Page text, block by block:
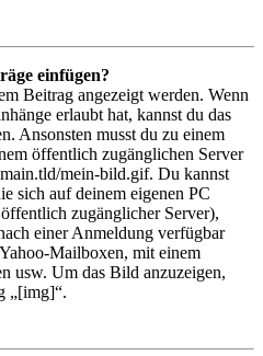
einfügen?
Beitrag angezeigt werden. Wenn
erlaubt hat, kannst du das
Ansonsten musst du zu einem
öffentlich zugänglichen Server
mein-bild.gif. Du kannst
sich auf deinem eigenen PC
zugänglicher Server),
einer Anmeldung verfügbar
Mailboxen, mit einem
usw. Um das Bild anzuzeigen,
„[img]“.